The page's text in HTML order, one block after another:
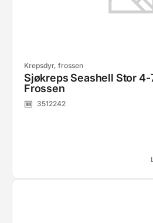
Krepsdyr, frossen
Sjøkreps Seashell Stor
Frossen
3512242